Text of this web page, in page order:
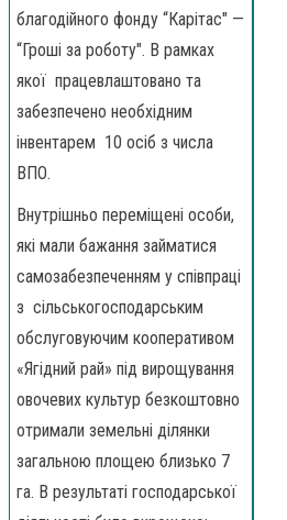
благодійного фонду “Карітас" —
“Гроші за роботу". В рамках
якої працевлаштовано та
забезпечено необхідним
інвентарем 10 осіб з числа
ВПО.
Внутрішньо переміщені особи,
які мали бажання займатися
самозабезпеченням у співпраці
з сільськогосподарським
обслуговуючим кооперативом
«Ягідний рай» під вирощування
овочевих культур безкоштовно
отримали земельні ділянки
загальною площею близько 7
га. В результаті господарської